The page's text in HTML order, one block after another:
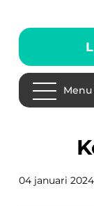
Menu
04 januari 2024